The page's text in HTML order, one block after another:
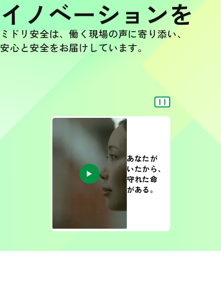
イノベーションを
ミドリ安全は、働く現場の声に寄り添い、
安心と安全をお届けしています。
あなたが
いたから、
守れた命
がある。